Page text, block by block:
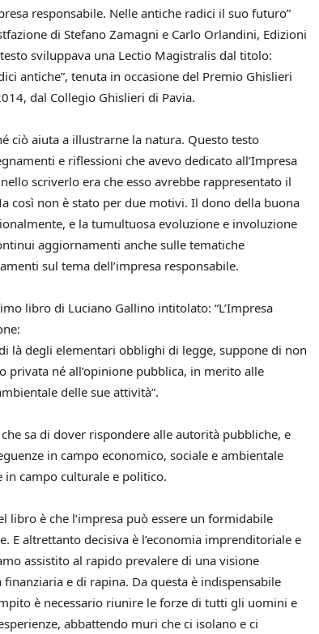
responsabile. Nelle antiche radici il suo futuro”
di Stefano Zamagni e Carlo Orlandini, Edizioni
sviluppava una Lectio Magistralis dal titolo:
antiche”, tenuta in occasione del Premio Ghislieri
dal Collegio Ghislieri di Pavia.
ciò aiuta a illustrarne la natura. Questo testo
e riflessioni che avevo dedicato all’Impresa
scriverlo era che esso avrebbe rappresentato il
così non è stato per due motivi. Il dono della buona
e la tumultuosa evoluzione e involuzione
aggiornamenti anche sulle tematiche
sul tema dell’impresa responsabile.
libro di Luciano Gallino intitolato: “L’Impresa
là degli elementari obblighi di legge, suppone di non
né all’opinione pubblica, in merito alle
delle sue attività”.
sa di dover rispondere alle autorità pubbliche, e
in campo economico, sociale e ambientale
in campo culturale e politico.
libro è che l’impresa può essere un formidabile
E altrettanto decisiva è l’economia imprenditoriale e
assistito al rapido prevalere di una visione
e di rapina. Da questa è indispensabile
è necessario riunire le forze di tutti gli uomini e
abbattendo muri che ci isolano e ci